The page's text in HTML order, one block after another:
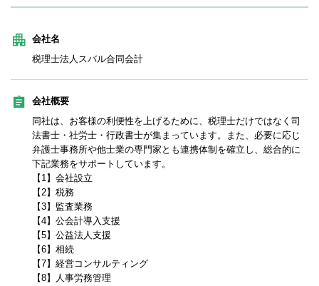
会社名
税理士法人スバル合同会計
会社概要
同社は、お客様の利便性を上げるために、税理士だけではなく司
法書士・社労士・行政書士が集まっています。また、必要に応じ
弁護士事務所や他士業の専門家とも連携体制を確立し、総合的に
下記業務をサポートしています。
【1】会社設立
【2】税務
【3】監査業務
【4】公会計導入支援
【5】公益法人支援
【6】相続
【7】経営コンサルティング
【8】人事労務管理